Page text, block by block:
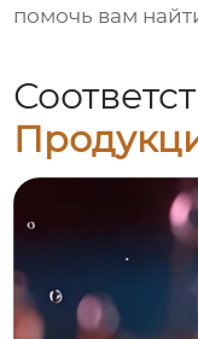
помочь вам